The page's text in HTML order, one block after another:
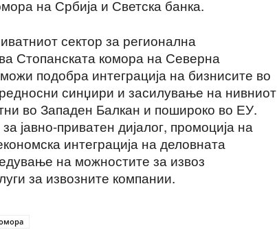
на Србија и Светска банка.
сектор за регионална
Стопанската комора на Северна
подобра интеграција на бизнисите во
синџири и засилување на нивниот
во Западен Балкан и пошироко во ЕУ.
јавно-приватен дијалог, промоција на
интеграција на деловната
на можностите за извоз
за извозните компании.